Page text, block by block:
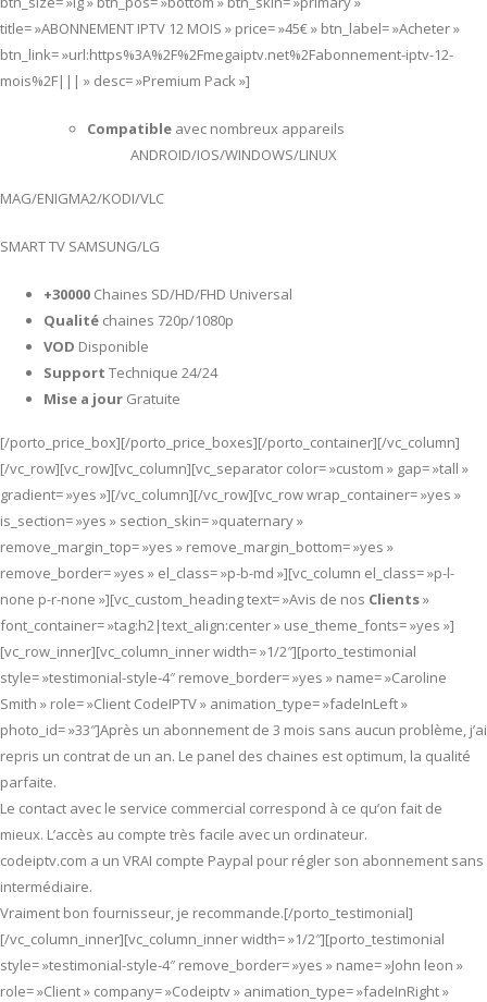
title= »ABONNEMENT IPTV 12 MOIS » price= »45€ » btn_label= »Acheter »
btn_link= »url:https%3A%2F%2Fmegaiptv.net%2Fabonnement-iptv-12-
mois%2F||| » desc= »Premium Pack »]
Compatible avec nombreux appareils
ANDROID/IOS/WINDOWS/LINUX
MAG/ENIGMA2/KODI/VLC
SMART TV SAMSUNG/LG
+30000 Chaines SD/HD/FHD Universal
Qualité chaines 720p/1080p
VOD Disponible
Support Technique 24/24
Mise a jour Gratuite
[/porto_price_box][/porto_price_boxes][/porto_container][/vc_column]
[/vc_row][vc_row][vc_column][vc_separator color= »custom » gap= »tall »
gradient= »yes »][/vc_column][/vc_row][vc_row wrap_container= »yes »
is_section= »yes » section_skin= »quaternary »
remove_margin_top= »yes » remove_margin_bottom= »yes »
remove_border= »yes » el_class= »p-b-md »][vc_column el_class= »p-l-
none p-r-none »][vc_custom_heading text= »Avis de nos Clients»
font_container= »tag:h2|text_align:center » use_theme_fonts= »yes »]
[vc_row_inner][vc_column_inner width= »1/2″][porto_testimonial
style= »testimonial-style-4″ remove_border= »yes » name= »Caroline
Smith » role= »Client CodeIPTV » animation_type= »fadeInLeft »
photo_id= »33″]Après un abonnement de 3 mois sans aucun problème, j’ai
repris un contrat de un an. Le panel des chaines est optimum, la qualité
parfaite.
Le contact avec le service commercial correspond à ce qu’on fait de
mieux. L’accès au compte très facile avec un ordinateur.
codeiptv.com a un VRAI compte Paypal pour régler son abonnement sans
intermédiaire.
Vraiment bon fournisseur, je recommande.[/porto_testimonial]
[/vc_column_inner][vc_column_inner width= »1/2″][porto_testimonial
style= »testimonial-style-4″ remove_border= »yes » name= »John leon »
role= »Client » company= »Codeiptv » animation_type= »fadeInRight »